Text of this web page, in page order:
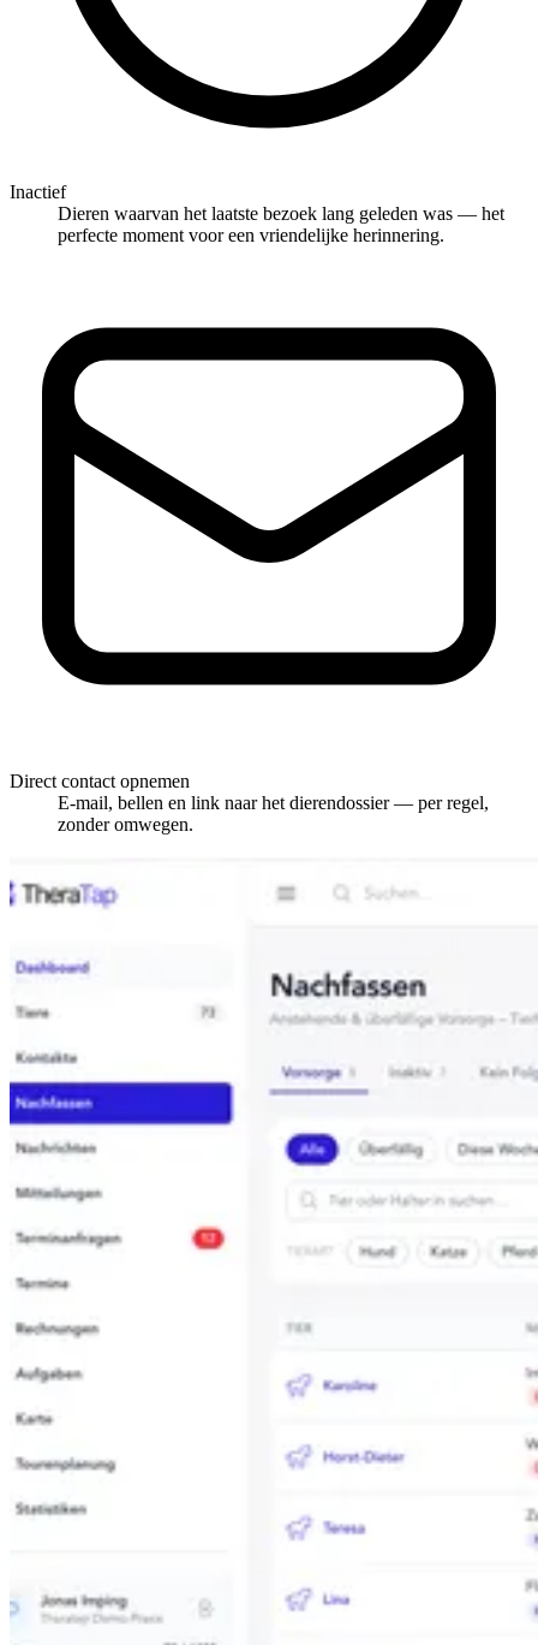
Inactief
Dieren waarvan het laatste bezoek lang geleden was — het
perfecte moment voor een vriendelijke herinnering.
Direct contact opnemen
E-mail, bellen en link naar het dierendossier — per regel,
zonder omwegen.